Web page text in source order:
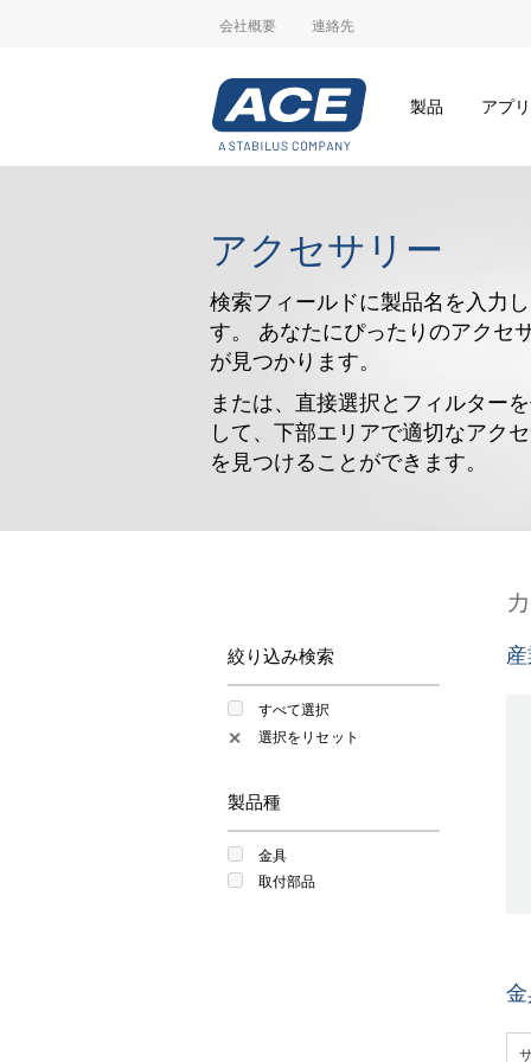
会社概要 連絡先
製品 アプ
アクセサリー
検索フィールドに製品名を入力
す。 あなたにぴったりのアクセ
が見つかります。
または、直接選択とフィルター
して、下部エリアで適切なアク
を見つけることができます。
絞り込み検索
すべて選択
✕ 選択をリセット
製品種
金具
取付部品